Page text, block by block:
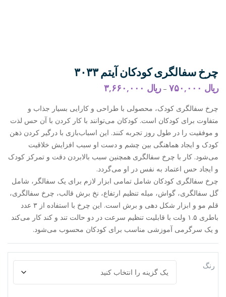
چرخ سفالگری کودکان آیتم ۳۰۳۳
ریال – ریال
محدوده
ریال ۷۵۰,۰۰۰
تا
ریال ۳,۶۶۰,۰۰۰
چرخ سفالگری کودک، محصولی با طراحی و کارایی بسیار جذاب و
متفاوت برای کودکان است. کودکان می‌توانند با کار کردن با آن حس لذت
و موفقیت را در طول روز تجربه کنند. این اسباب‌بازی با درگیر کردن ذهن
کودک و ایجاد هماهنگی بین چشم و دست او سبب افزایش خلاقیت
می‌شود. کار با چرخ سفالگری همچنین سبب بالابردن دقت و تمرکز کودک
و ایجاد حس اعتماد به نفس در او می‌گردد.
چرخ سفالگری کودکان شامل تمامی ابزار لازم برای یک سفالگر، شامل
گل سفالگری، گواش، میله تنظیم ارتفاع، نخ برش قالب، چرخ سفالگری،
قلم مو و ابزار شکل دهی و برش است. این چرخ با استفاده از ۳ عدد
باطری ۱.۵ ولت با قابلیت تنظیم سرعت در دو حالت تند و کند کار می‌کند
و یک سرگرمی آموزشی مناسب برای کودکان محسوب می‌شود.
رنگ